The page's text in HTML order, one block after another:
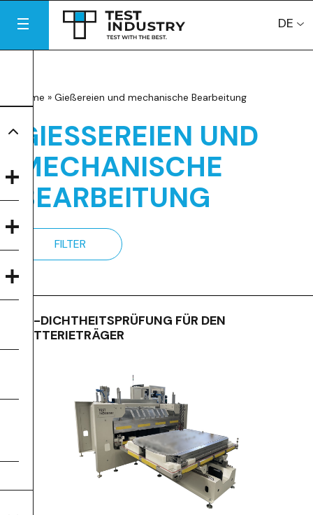
DE
Home » Gießereien und mechanische Bearbeitung
GIESSEREIEN UND M
ECHANISCHE B
EARBEITUNG
FILTER
HE-DICHTHEITSPRÜFUNG FÜR DEN
BATTERIETRÄGER